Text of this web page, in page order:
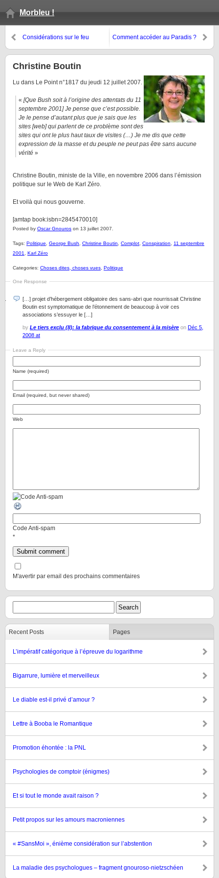
Morbleu !
Considérations sur le feu
Comment accéder au Paradis ?
Christine Boutin
Lu dans Le Point n°1817 du jeudi 12 juillet 2007.
« [Que Bush soit à l’origine des attentats du 11
septembre 2001] Je pense que c’est possible.
Je le pense d’autant plus que je sais que les
sites [web] qui parlent de ce problème sont des
sites qui ont le plus haut taux de visites (…) Je me dis que cette
expression de la masse et du peuple ne peut pas être sans aucune
vérité »
Christine Boutin, ministe de la Ville, en novembre 2006 dans l’émission
politique sur le Web de Karl Zéro.
Et voilà qui nous gouverne.
[amtap book:isbn=2845470010]
Posted by Oscar Gnouros on 13 juillet 2007.
Tags: Politique George Bush Christine Boutin Complot Conspiration
11 septembre
2001
Karl Zéro
Categories: Choses dites, choses vues Politique
One Response
[…] projet d’hébergement obligatoire des sans-abri que nourrissait Christine
Boutin est symptomatique de l’étonnement de beaucoup à voir ces
associations s’essuyer le […]
by Le tiers exclu (II): la fabrique du consentement à la misère on Déc 5,
2008 at
Leave a Reply
Name (required)
Email (required, but never shared)
Web
Code Anti-spam
*
M'avertir par email des prochains commentaires
Recent Posts Pages
L’impératif catégorique à l’épreuve du logarithme
Bigarrure, lumière et merveilleux
Le diable est-il privé d’amour ?
Lettre à Booba le Romantique
Promotion éhontée : la PNL
Psychologies de comptoir (énigmes)
Et si tout le monde avait raison ?
Petit propos sur les amours macroniennes
« #SansMoi », énième considération sur l’abstention
La maladie des psychologues – fragment gnouroso-nietzschéen